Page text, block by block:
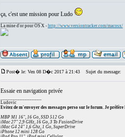
ça, c'est une mission pour Ludo
La mine d'or pour OS X - http://www.versiontracker.com/macosx/
Post� le: Ven 08 D�c 2017 à 21:43 Sujet du message:
Essaie en navigation privée
Ludovic
Evitez de m'envoyer des messages perso sur le forum. Je préfère
MBP M1 16", 16 Go, SSD 512 Go
iMac 27" 2,9 GHz, 16 Go, 3 To FusionDrive
iMac G4 24" 1,6 Ghz, 1 Go, SuperDrive
iPhone 12 mini 128 Go